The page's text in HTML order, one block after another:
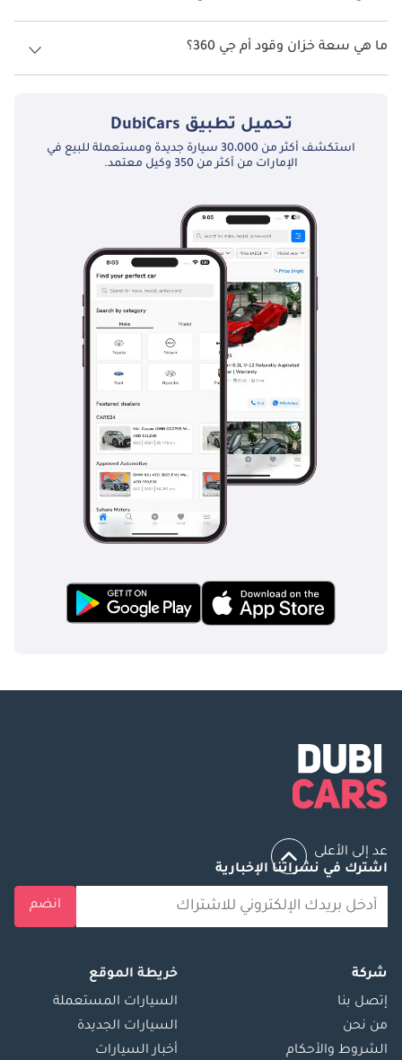
السرعة القصوى أم جي 360 هي TBD.
ما هي سعة خزان وقود أم جي 360؟
تبلغ سعة خزان الوقود في أم جي 360 TBD.
تحميل تطبيق DubiCars
استكشف أكثر من 30،000 سيارة جديدة ومستعملة للبيع في
الإمارات من أكثر من 350 وكيل معتمد.
عد إلى الأعلى
اشترك في نشراتنا الإخبارية
انضم
شركة
إتصل بنا
من نحن
الشروط والأحكام
خريطة الموقع
السيارات المستعملة
السيارات الجديدة
أخبار السيارات